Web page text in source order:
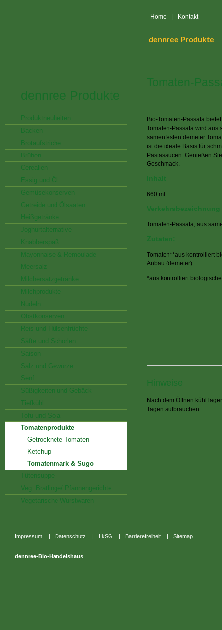
dennree Produkte
Produktneuheiten
Backen
Brotaufstriche
Brühen
Cerealien
Essig und Öl
Gemüsekonserven
Getreide und Ölsaaten
Heißgetränke
Joghurtalternative
Knabberspaß
Mayonnaise & Remoulade
Meersalz
Milchersatzgetränke
Milchprodukte
Nudeln
Obstkonserven
Reis und Hülsenfrüchte
Säfte und Schorlen
Saison
Salz und Gewürze
Senf
Süßigkeiten und Gebäck
Tiefkühl
Tofu und Soja
Tomatenprodukte
Getrocknete Tomaten
Ketchup
Tomatenmark & Sugo
Tütensuppe
Veg. Bratlinge/ Pfannengerichte
Vegetarische Wurstwaren
Tomaten-
Bio-Tomaten-Passata
Tomaten-Passata wird aus
samenfesten demeter
ist die ideale Basis für
Pastasaucen. Genießen
Geschmack.
Inhalt
660 ml
Verkehrsbezeichnung
Tomaten-Passata, aus
Zutaten:
Tomaten**aus kontrolliert
Anbau (demeter)
*aus kontrolliert
Hinweise
Nach dem Öffnen kühl
Tagen aufbrauchen.
dennree Produkte
Home Kontakt
Impressum | Datenschutz | LkSG | Barrierefreiheit | Sitemap
dennree-Bio-Handelshaus